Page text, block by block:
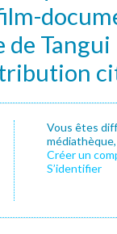
Vous êtes
Créer un
S’identifier